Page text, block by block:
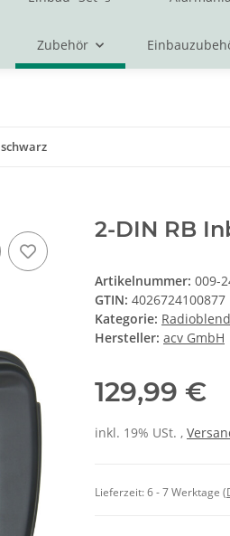
Zubehör
2-DIN RB
Artikelnummer: 009-
GTIN: 4026724100877
Kategorie:
Hersteller: acv GmbH
129,99 €
inkl. 19% USt. ,
Lieferzeit:6 - 7 Werktage